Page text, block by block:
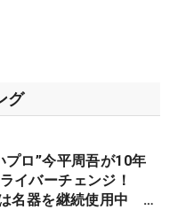
グ
プロ”今平周吾が10年
イバーチェンジ！
名器を継続使用中 #